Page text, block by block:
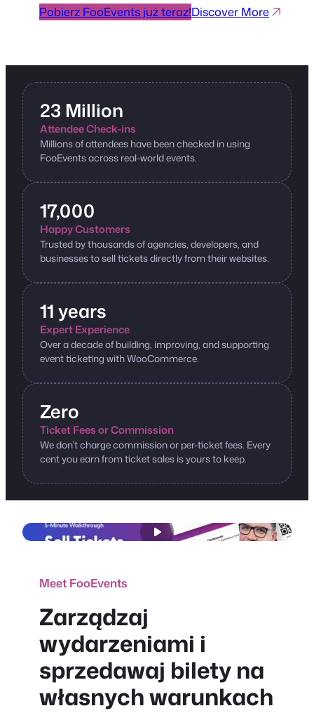
Pobierz FooEvents już teraz!Discover More
23 Million
Attendee Check-ins
Millions of attendees have been checked in using
FooEvents across real-world events.
17,000
Happy Customers
Trusted by thousands of agencies, developers, and
businesses to sell tickets directly from their websites.
11 years
Expert Experience
Over a decade of building, improving, and supporting
event ticketing with WooCommerce.
Zero
Ticket Fees or Commission
We don’t charge commission or per-ticket fees. Every
cent you earn from ticket sales is yours to keep.
Meet FooEvents
Zarządzaj
wydarzeniami i
sprzedawaj bilety na
własnych warunkach